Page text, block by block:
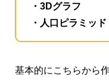
・3Dグラフ
・人口ピラミッド
基本的にこちらから